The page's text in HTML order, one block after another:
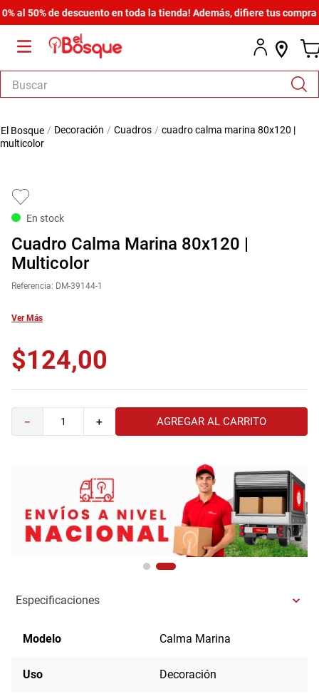
50% de descuento en toda la tienda! Además, difiere tus compras
Buscar
decoración cuadros
cuadro calma marina 80x120 |
multicolor
En stock
Cuadro Calma Marina 80x120 |
Multicolor
Referencia: DM-39144-1
Ver Más
$124,00
＋
－ AGREGAR AL CARRITO
Especificaciones
Modelo Calma Marina
Uso Decoración
1.
armario
.
armario lux
6.
cama
7.
havana master
10. sofa